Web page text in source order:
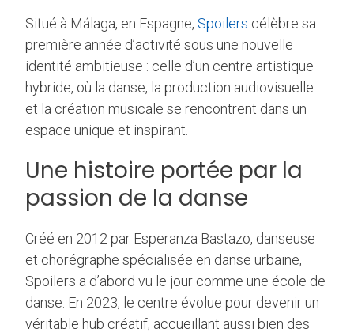
Situé à Málaga, en Espagne, Spoilers célèbre sa
première année d’activité sous une nouvelle
identité ambitieuse : celle d’un centre artistique
hybride, où la danse, la production audiovisuelle
et la création musicale se rencontrent dans un
espace unique et inspirant.
Une histoire portée par la
passion de la danse
Créé en 2012 par Esperanza Bastazo, danseuse
et chorégraphe spécialisée en danse urbaine,
Spoilers a d’abord vu le jour comme une école de
danse. En 2023, le centre évolue pour devenir un
véritable hub créatif, accueillant aussi bien des